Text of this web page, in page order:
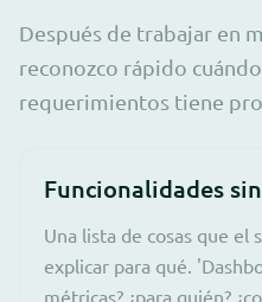
Después de trabajar en
reconozco rápido
requerimientos tiene
Funcionalidades
Una lista de cosas que
explicar para qué.
métricas? ¿para quién?